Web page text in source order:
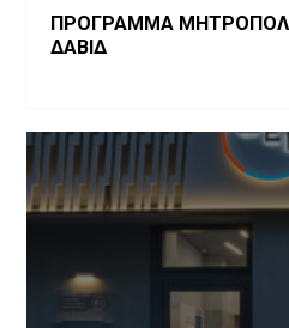
ΠΡΟΓΡΑΜΜΑ ΜΗΤΡΟΠΟΛΙΤΟΥ ΓΡΕΒΕΝΩΝ κ.
ΔΑΒΙΔ